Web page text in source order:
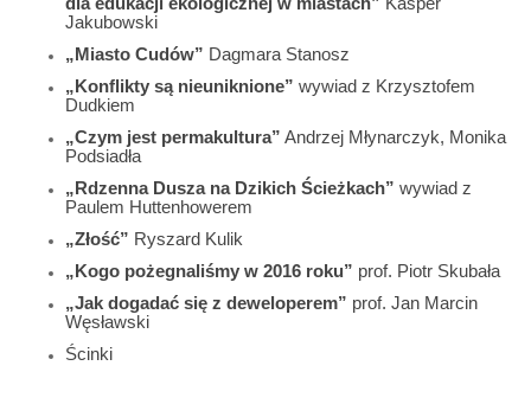
Jakubowski
„Miasto Cudów” Dagmara Stanosz
„Konflikty są nieuniknione” wywiad z Krzysztofem
Dudkiem
„Czym jest permakultura” Andrzej Młynarczyk, Monika
Podsiadła
„Rdzenna Dusza na Dzikich Ścieżkach” wywiad z
Paulem Huttenhowerem
„Złość” Ryszard Kulik
„Kogo pożegnaliśmy w 2016 roku” prof. Piotr Skubała
„Jak dogadać się z deweloperem” prof. Jan Marcin
Węsławski
Ścinki